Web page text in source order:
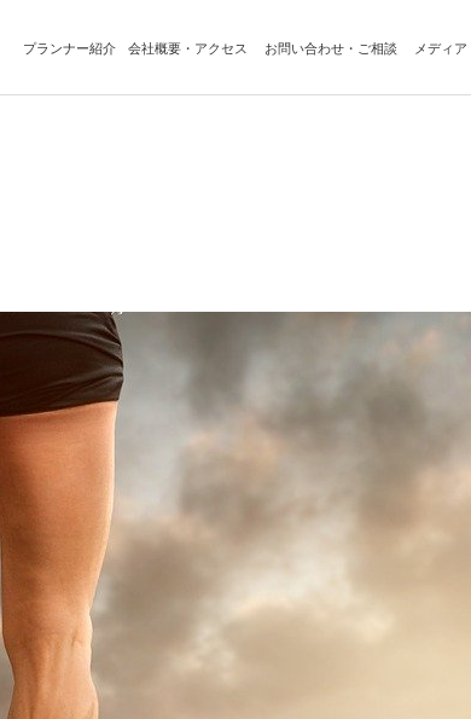
プランナー紹介 会社概要・アクセス お問い合わせ・ご相談 メディア